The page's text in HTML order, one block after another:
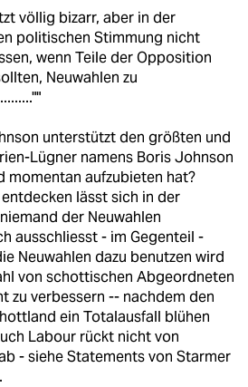
völlig bizarr, aber in der
politischen Stimmung nicht
wenn Teile der Opposition
Neuwahlen zu
unterstützt den größten und
Lügner namens Boris Johnson
momentan aufzubieten hat?
lässt sich in der
der Neuwahlen
ausschliesst - im Gegenteil -
Neuwahlen dazu benutzen wird
von schottischen Abgeordneten
zu verbessern -- nachdem den
ein Totalausfall blühen
Labour rückt nicht von
- siehe Statements von Starmer